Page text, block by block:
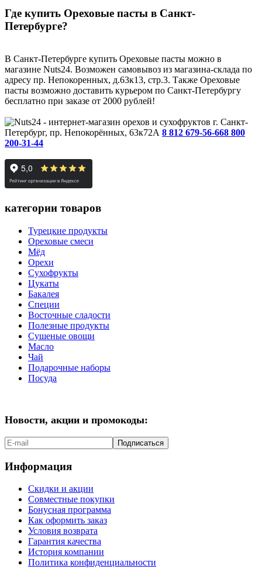
Где купить Ореховые пасты в Санкт-
Петербурге?
В Санкт-Петербурге купить Ореховые пасты можно в
магазине Nuts24. Возможен самовывоз из магазина-склада по
адресу пр. Непокоренных, д.63к13, стр.3. Также Ореховые
пасты возможно доставить курьером по Санкт-Петербургу
бесплатно при заказе от 2000 рублей!
г. Санкт-
Петербург, пр. Непокорённых, 63к72А 8 812 679-56-668 800
200-31-44
категории товаров
Турецкие продукты
Ореховые смеси
Мёд
Орехи
Сухофрукты
Цукаты
Бакалея
Специи
Восточные сладости
Полезные продукты
Сушеные овощи
Масло
Чай
Подарочные наборы
Посуда
Новости, акции и промокоды:
Подписаться
Информация
Скидки и акции
Совместные покупки
Бонусная программа
Как оформить заказ
Условия возврата
Гарантия качества
История компании
Политика конфиденциальности